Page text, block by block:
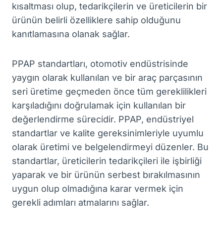
kısaltması olup, tedarikçilerin ve üreticilerin bir
ürünün belirli özelliklere sahip olduğunu
kanıtlamasına olanak sağlar.
PPAP standartları, otomotiv endüstrisinde
yaygın olarak kullanılan ve bir araç parçasının
seri üretime geçmeden önce tüm gereklilikleri
karşıladığını doğrulamak için kullanılan bir
değerlendirme sürecidir. PPAP, endüstriyel
standartlar ve kalite gereksinimleriyle uyumlu
olarak üretimi ve belgelendirmeyi düzenler. Bu
standartlar, üreticilerin tedarikçileri ile işbirliği
yaparak ve bir ürünün serbest bırakılmasının
uygun olup olmadığına karar vermek için
gerekli adımları atmalarını sağlar.